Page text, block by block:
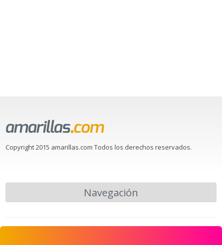
Copyright 2015 amarillas.com Todos los derechos reservados.
Navegación